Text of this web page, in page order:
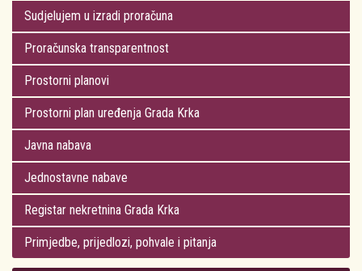
Sudjelujem u izradi proračuna
Proračunska transparentnost
Prostorni planovi
Prostorni plan uređenja Grada Krka
Javna nabava
Jednostavne nabave
Registar nekretnina Grada Krka
Primjedbe, prijedlozi, pohvale i pitanja